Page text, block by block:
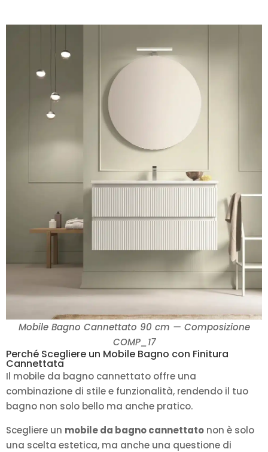
Mobile Bagno Cannettato 90 cm — Composizione
COMP_17
Perché Scegliere un Mobile Bagno con Finitura
Cannettata
Il mobile da bagno cannettato offre una
combinazione di stile e funzionalità, rendendo il tuo
bagno non solo bello ma anche pratico.
Scegliere un mobile da bagno cannettato non è solo
una scelta estetica, ma anche una questione di